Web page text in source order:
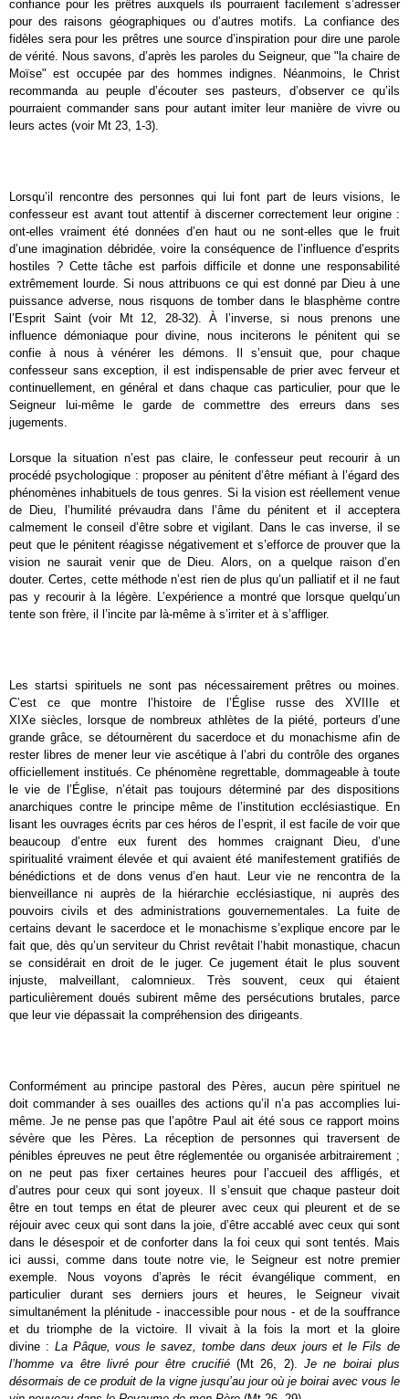
confiance pour les prêtres auxquels ils pourraient facilement s’adresser
pour des raisons géographiques ou d’autres motifs. La confiance des
fidèles sera pour les prêtres une source d’inspiration pour dire une parole
de vérité. Nous savons, d’après les paroles du Seigneur, que "la chaire de
Moïse" est occupée par des hommes indignes. Néanmoins, le Christ
recommanda au peuple d’écouter ses pasteurs, d’observer ce qu’ils
pourraient commander sans pour autant imiter leur manière de vivre ou
leurs actes (voir Mt 23, 1-3).
Lorsqu’il rencontre des personnes qui lui font part de leurs visions, le
confesseur est avant tout attentif à discerner correctement leur origine :
ont-elles vraiment été données d’en haut ou ne sont-elles que le fruit
d’une imagination débridée, voire la conséquence de l’influence d’esprits
hostiles ? Cette tâche est parfois difficile et donne une responsabilité
extrêmement lourde. Si nous attribuons ce qui est donné par Dieu à une
puissance adverse, nous risquons de tomber dans le blasphème contre
l’Esprit Saint (voir Mt 12, 28-32). À l’inverse, si nous prenons une
influence démoniaque pour divine, nous inciterons le pénitent qui se
confie à nous à vénérer les démons. Il s’ensuit que, pour chaque
confesseur sans exception, il est indispensable de prier avec ferveur et
continuellement, en général et dans chaque cas particulier, pour que le
Seigneur lui-même le garde de commettre des erreurs dans ses
jugements.
Lorsque la situation n’est pas claire, le confesseur peut recourir à un
procédé psychologique : proposer au pénitent d’être méfiant à l’égard des
phénomènes inhabituels de tous genres. Si la vision est réellement venue
de Dieu, l’humilité prévaudra dans l’âme du pénitent et il acceptera
calmement le conseil d’être sobre et vigilant. Dans le cas inverse, il se
peut que le pénitent réagisse négativement et s’efforce de prouver que la
vision ne saurait venir que de Dieu. Alors, on a quelque raison d’en
douter. Certes, cette méthode n’est rien de plus qu’un palliatif et il ne faut
pas y recourir à la légère. L’expérience a montré que lorsque quelqu’un
tente son frère, il l’incite par là-même à s’irriter et à s’affliger.
Les startsi spirituels ne sont pas nécessairement prêtres ou moines.
C’est ce que montre l’histoire de l’Église russe des XVIIIe et
XIXe siècles, lorsque de nombreux athlètes de la piété, porteurs d’une
grande grâce, se détournèrent du sacerdoce et du monachisme afin de
rester libres de mener leur vie ascétique à l’abri du contrôle des organes
officiellement institués. Ce phénomène regrettable, dommageable à toute
le vie de l’Église, n’était pas toujours déterminé par des dispositions
anarchiques contre le principe même de l’institution ecclésiastique. En
lisant les ouvrages écrits par ces héros de l’esprit, il est facile de voir que
beaucoup d’entre eux furent des hommes craignant Dieu, d’une
spiritualité vraiment élevée et qui avaient été manifestement gratifiés de
bénédictions et de dons venus d’en haut. Leur vie ne rencontra de la
bienveillance ni auprès de la hiérarchie ecclésiastique, ni auprès des
pouvoirs civils et des administrations gouvernementales. La fuite de
certains devant le sacerdoce et le monachisme s’explique encore par le
fait que, dès qu’un serviteur du Christ revêtait l’habit monastique, chacun
se considérait en droit de le juger. Ce jugement était le plus souvent
injuste, malveillant, calomnieux. Très souvent, ceux qui étaient
particulièrement doués subirent même des persécutions brutales, parce
que leur vie dépassait la compréhension des dirigeants.
Conformément au principe pastoral des Pères, aucun père spirituel ne
doit commander à ses ouailles des actions qu’il n’a pas accomplies lui-
même. Je ne pense pas que l’apôtre Paul ait été sous ce rapport moins
sévère que les Pères. La réception de personnes qui traversent de
pénibles épreuves ne peut être réglementée ou organisée arbitrairement ;
on ne peut pas fixer certaines heures pour l’accueil des affligés, et
d’autres pour ceux qui sont joyeux. Il s’ensuit que chaque pasteur doit
être en tout temps en état de pleurer avec ceux qui pleurent et de se
réjouir avec ceux qui sont dans la joie, d’être accablé avec ceux qui sont
dans le désespoir et de conforter dans la foi ceux qui sont tentés. Mais
ici aussi, comme dans toute notre vie, le Seigneur est notre premier
exemple. Nous voyons d’après le récit évangélique comment, en
particulier durant ses derniers jours et heures, le Seigneur vivait
simultanément la plénitude - inaccessible pour nous - et de la souffrance
et du triomphe de la victoire. Il vivait à la fois la mort et la gloire
divine : La Pâque, vous le savez, tombe dans deux jours et le Fils de
l’homme va être livré pour être crucifié(Mt 26, 2).Je ne boirai plus
désormais de ce produit de la vigne jusqu’au jour où je boirai avec vous le